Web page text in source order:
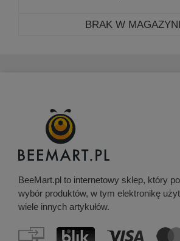
BRAK W
BeeMart.pl to internetowy sklep, który
wybór produktów, w tym elektronikę
wiele innych artykułów.